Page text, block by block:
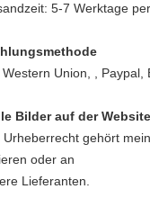
5-7 Werktage
Western Union, , Paypal,
Bilder auf der
Urheberrecht gehört
oder an
Lieferanten.